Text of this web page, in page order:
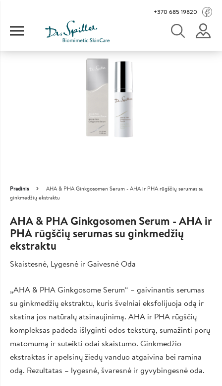
+370 685 19820
Image
Kelias
Pradinis
AHA & PHA Ginkgosomen Serum - AHA ir PHA rūgščių serumas su
ginkmedžių ekstraktu
AHA & PHA Ginkgosomen Serum - AHA ir
PHA rūgščių serumas su ginkmedžių
ekstraktu
Skaistesnė, Lygesnė ir Gaivesnė Oda
„AHA & PHA Ginkgosome Serum“ – gaivinantis serumas
su ginkmedžių ekstraktu, kuris švelniai eksfolijuoja odą ir
skatina jos natūralų atsinaujinimą. AHA ir PHA rūgščių
kompleksas padeda išlyginti odos tekstūrą, sumažinti porų
matomumą ir suteikti odai skaistumo. Ginkmedžio
ekstraktas ir apelsinų žiedų vanduo atgaivina bei ramina
odą. Rezultatas – lygesnė, švaresnė ir gyvybingesnė oda.